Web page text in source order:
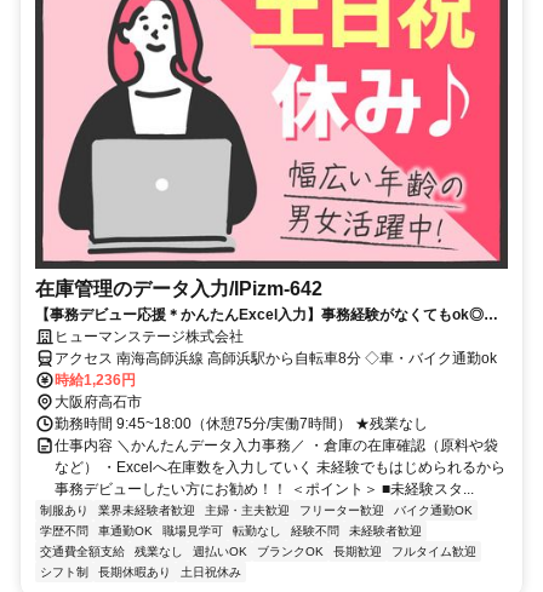
在庫管理のデータ入力/IPizm-642
【事務デビュー応援＊かんたんExcel入力】事務経験がなくてもok◎幅
広い年代が活躍中☆彡
ヒューマンステージ株式会社
アクセス 南海高師浜線 高師浜駅から自転車8分 ◇車・バイク通勤ok
時給1,236円
大阪府高石市
勤務時間 9:45~18:00（休憩75分/実働7時間） ★残業なし
仕事内容 ＼かんたんデータ入力事務／ ・倉庫の在庫確認（原料や袋
など） ・Excelへ在庫数を入力していく 未経験でもはじめられるから
事務デビューしたい方にお勧め！！ ＜ポイント＞ ■未経験スタ...
制服あり 業界未経験者歓迎 主婦・主夫歓迎 フリーター歓迎
バイク通勤OK
学歴不問
車通勤OK 職場見学可 転勤なし 経験不問
未経験者歓迎
交通費全額支給
残業なし 週払いOK ブランクOK 長期歓迎
フルタイム歓迎
シフト制
長期休暇あり 土日祝休み